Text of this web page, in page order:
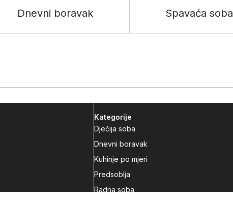
Dnevni boravak Spavaća soba
Kategorije
Dječija soba
Dnevni boravak
Kuhinje po mjeri
Predsoblja
Radna soba